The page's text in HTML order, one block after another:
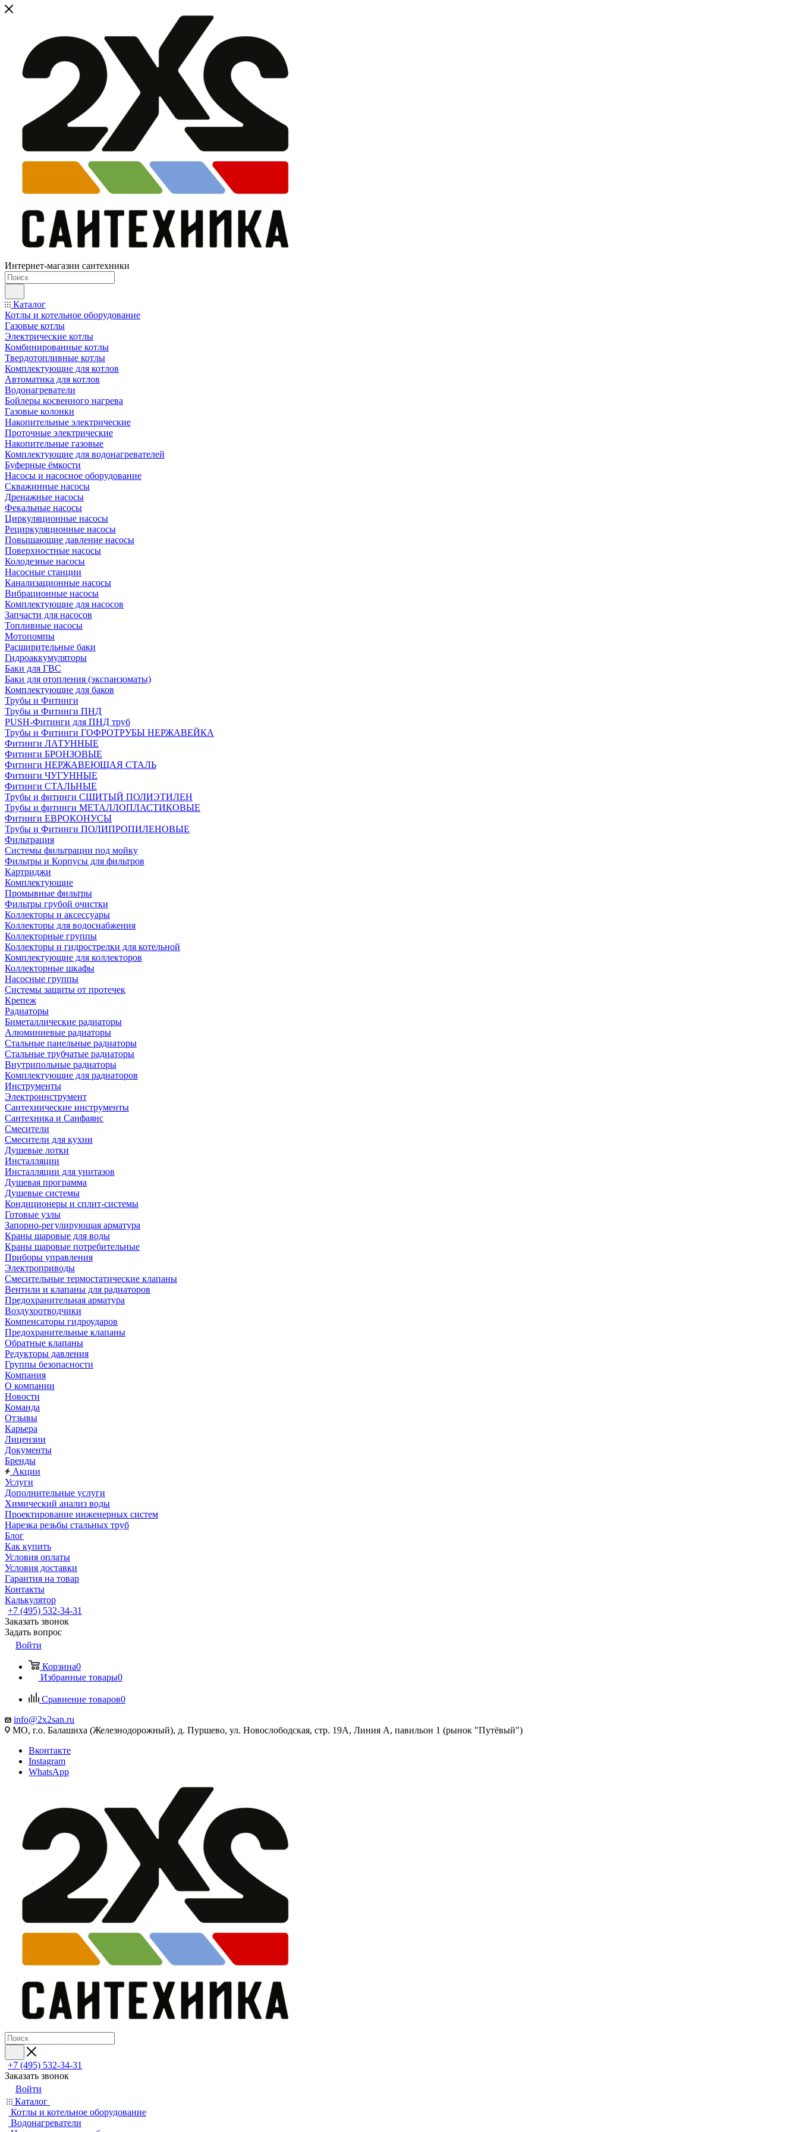
Интернет-магазин сантехники
Каталог
Котлы и котельное оборудование
Газовые котлы
Электрические котлы
Комбинированные котлы
Твердотопливные котлы
Комплектующие для котлов
Автоматика для котлов
Водонагреватели
Бойлеры косвенного нагрева
Газовые колонки
Накопительные электрические
Проточные электрические
Накопительные газовые
Комплектующие для водонагревателей
Буферные ёмкости
Насосы и насосное оборудование
Скважинные насосы
Дренажные насосы
Фекальные насосы
Циркуляционные насосы
Рециркуляционные насосы
Повышающие давление насосы
Поверхностные насосы
Колодезные насосы
Насосные станции
Канализационные насосы
Вибрационные насосы
Комплектующие для насосов
Запчасти для насосов
Топливные насосы
Мотопомпы
Расширительные баки
Гидроаккумуляторы
Баки для ГВС
Баки для отопления (экспанзоматы)
Комплектующие для баков
Трубы и Фитинги
Трубы и Фитинги ПНД
PUSH-Фитинги для ПНД труб
Трубы и Фитинги ГОФРОТРУБЫ НЕРЖАВЕЙКА
Фитинги ЛАТУННЫЕ
Фитинги БРОНЗОВЫЕ
Фитинги НЕРЖАВЕЮЩАЯ СТАЛЬ
Фитинги ЧУГУННЫЕ
Фитинги СТАЛЬНЫЕ
Трубы и фитинги СШИТЫЙ ПОЛИЭТИЛЕН
Трубы и фитинги МЕТАЛЛОПЛАСТИКОВЫЕ
Фитинги ЕВРОКОНУСЫ
Трубы и Фитинги ПОЛИПРОПИЛЕНОВЫЕ
Фильтрация
Системы фильтрации под мойку
Фильтры и Корпусы для фильтров
Картриджи
Комплектующие
Промывные фильтры
Фильтры грубой очистки
Коллекторы и аксессуары
Коллекторы для водоснабжения
Коллекторные группы
Коллекторы и гидрострелки для котельной
Комплектующие для коллекторов
Коллекторные шкафы
Насосные группы
Системы защиты от протечек
Крепеж
Радиаторы
Биметаллические радиаторы
Алюминиевые радиаторы
Стальные панельные радиаторы
Стальные трубчатые радиаторы
Внутрипольные радиаторы
Комплектующие для радиаторов
Инструменты
Электроинструмент
Сантехнические инструменты
Сантехника и Санфаянс
Смесители
Смесители для кухни
Душевые лотки
Инсталляции
Инсталляции для унитазов
Душевая программа
Душевые системы
Кондиционеры и сплит-системы
Готовые узлы
Запорно-регулирующая арматура
Краны шаровые для воды
Краны шаровые потребительные
Приборы управления
Электроприводы
Смесительные термостатические клапаны
Вентили и клапаны для радиаторов
Предохранительная арматура
Воздухоотводчики
Компенсаторы гидроударов
Предохранительные клапаны
Обратные клапаны
Редукторы давления
Группы безопасности
Компания
О компании
Новости
Команда
Отзывы
Карьера
Лицензии
Документы
Бренды
Акции
Услуги
Дополнительные услуги
Химический анализ воды
Проектирование инженерных систем
Нарезка резьбы стальных труб
Блог
Как купить
Условия оплаты
Условия доставки
Гарантия на товар
Контакты
Калькулятор
+7 (495) 532‑34‑31
Заказать звонок
Задать вопрос
Войти
Корзина0
Избранные товары0
Сравнение товаров0
info@2x2san.ru
МО, г.о. Балашиха (Железнодорожный), д. Пуршево, ул. Новослободская, стр. 19А, Линия А, павильон 1 (рынок "Путёвый")
Вконтакте
Instagram
WhatsApp
+7 (495) 532‑34‑31
Заказать звонок
Войти
Каталог
Котлы и котельное оборудование
Водонагреватели